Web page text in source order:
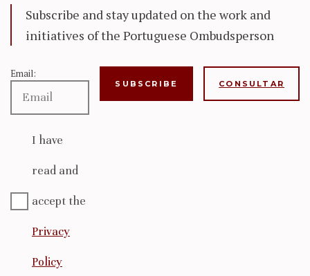
Subscribe and stay updated on the work and
initiatives of the Portuguese Ombudsperson
Email:
I have
read and
accept the
Privacy
Policy
CONSULTAR